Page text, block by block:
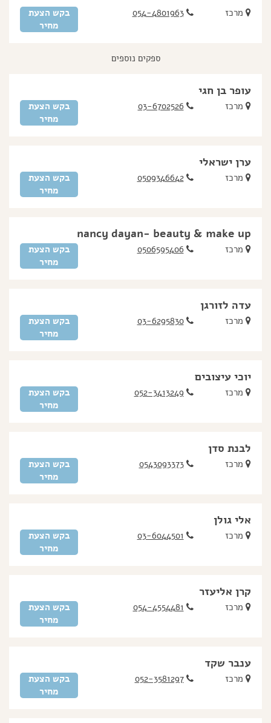
מרכז
054-4801963
בקש הצעת
מחיר
ספקים נוספים
עופר בן חגי
מרכז 03-6702526
בקש הצעת
מחיר
ערן ישראלי
מרכז 0509346642
בקש הצעת
מחיר
nancy dayan- beauty & make up
מרכז 0506595406
בקש הצעת
מחיר
עדה לזורגן
מרכז 03-6295830
בקש הצעת
מחיר
יוכי עיצובים
מרכז 052-3413249
בקש הצעת
מחיר
לבנת סדן
מרכז 0543093373
בקש הצעת
מחיר
אלי גולן
מרכז 03-6044501
בקש הצעת
מחיר
קרן אליעזר
מרכז 054-4554481
בקש הצעת
מחיר
ענבר שקד
מרכז 052-3581297
בקש הצעת
מחיר